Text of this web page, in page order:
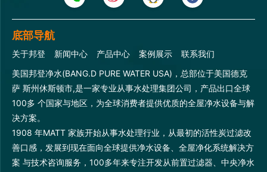
底部导航
关于邦登 新闻中心 产品中心 案例展示
联系我们
美国邦登净水(BANG.D PURE WATER USA)，总部位于美国德克
萨 斯州休斯顿市,是一家专业从事水处理集团公司，产品出口全球
100多 个国家与地区，为全球消费者提供优质的全屋净水设备与解
决方案。
1908 年MATT 家族开始从事水处理行业，从最初的活性炭过滤改
善口感，发展到现在面向全球提供净水设备、全屋净化系统解决方
案 与技术咨询服务，100多年来专注开发从前置过滤器、中央净水